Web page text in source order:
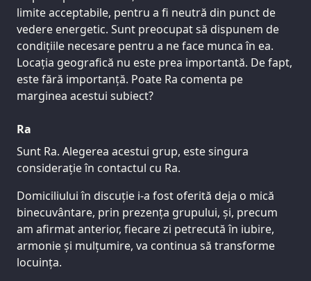
limite acceptabile, pentru a fi neutră din punct de
vedere energetic. Sunt preocupat să dispunem de
condițiile necesare pentru a ne face munca în ea.
Locația geografică nu este prea importantă. De fapt,
este fără importanță. Poate Ra comenta pe
marginea acestui subiect?
Ra
Sunt Ra. Alegerea acestui grup, este singura
considerație în contactul cu Ra.
Domiciliului în discuție i-a fost oferită deja o mică
binecuvântare, prin prezența grupului, și, precum
am afirmat anterior, fiecare zi petrecută în iubire,
armonie și mulțumire, va continua să transforme
locuința.